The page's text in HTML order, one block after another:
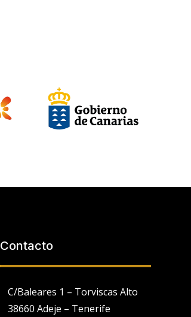
Contacto
C/Baleares 1 – Torviscas Alto
38660 Adeje – Tenerife